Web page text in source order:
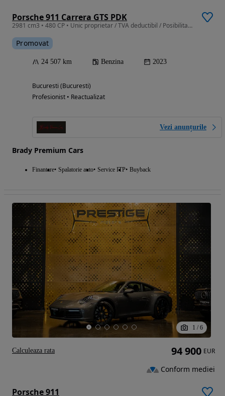
Porsche 911 Carrera GTS PDK
2981 cm3 • 480 CP • Unic proprietar / TVA deductibil / Posibilitate finantare
Promovat
24 507 km Benzina 2023
Bucuresti (Bucuresti)
Profesionist • Reactualizat
Vezi anunțurile
Brady Premium Cars
Finantare Spalatorie auto Service ITP Buyback
1 / 6
Porsche 911
94 900 EUR
Conform mediei
Calculeaza rata